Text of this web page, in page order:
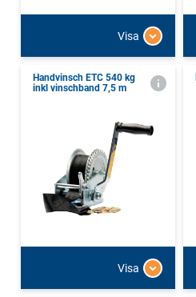
Visa
Handvinsch ETC 540 kg
inkl vinschband 7,5 m
Visa